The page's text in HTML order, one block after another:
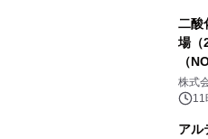
二酸
場（
（
ーお
他）
株式
11
アル